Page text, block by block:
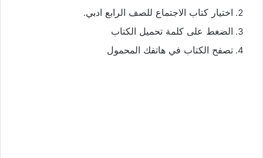
اختيار كتاب الاجتماع للصف الرابع ادبي.
الضغط على كلمة تحميل الكتاب
تصفح الكتاب في هاتفك المحمول